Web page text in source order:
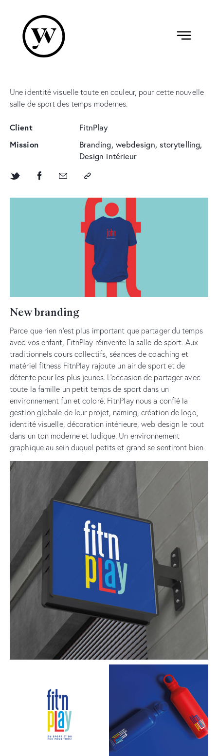
New branding
Parce que rien n’est plus important que partager du temps
avec vos enfant, FitnPlay réinvente la salle de sport. Aux
traditionnels cours collectifs, séances de coaching et
matériel fitness FitnPlay rajoute un air de sport et de
détente pour les plus jeunes. L’occasion de partager avec
toute la famille un petit temps de sport dans un
environnement fun et coloré. FitnPlay nous a confié la
gestion globale de leur projet, naming, création de logo,
identité visuelle, décoration intérieure, web design le tout
dans un ton moderne et ludique. Un environnement
graphique au sein duquel petits et grand se sentiront bien.
Une identité visuelle toute en couleur, pour cette nouvelle
salle de sport des temps modernes.
Client FitnPlay
Mission
Branding, webdesign, storytelling,
Design intérieur
hello@yellow.brussels
+32 (0)2 315 94 36